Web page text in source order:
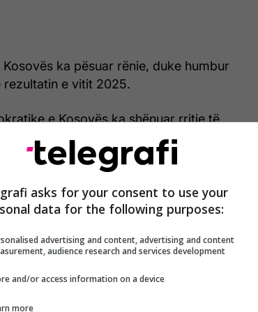
ka pësuar rënie, duke humbur
e vitit 2025.
e Kosovës ka shënuar rritje të
e Kosovës ka mbetur pothuajse
pesë vota më pak se në zgjedhjet
ka regjistruar një rritje modeste prej
në numërimin e mbi 99 për qind të
hyjnë votat e diasporës dhe ato me
asks for your consent to use your
data for the following purposes:
advertising and content, advertising and content
audience research and services development
and/or access information on a device
more